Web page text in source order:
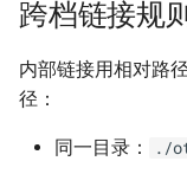
跨档链接规则
内部链接用相对路
径：
同一目录： ./